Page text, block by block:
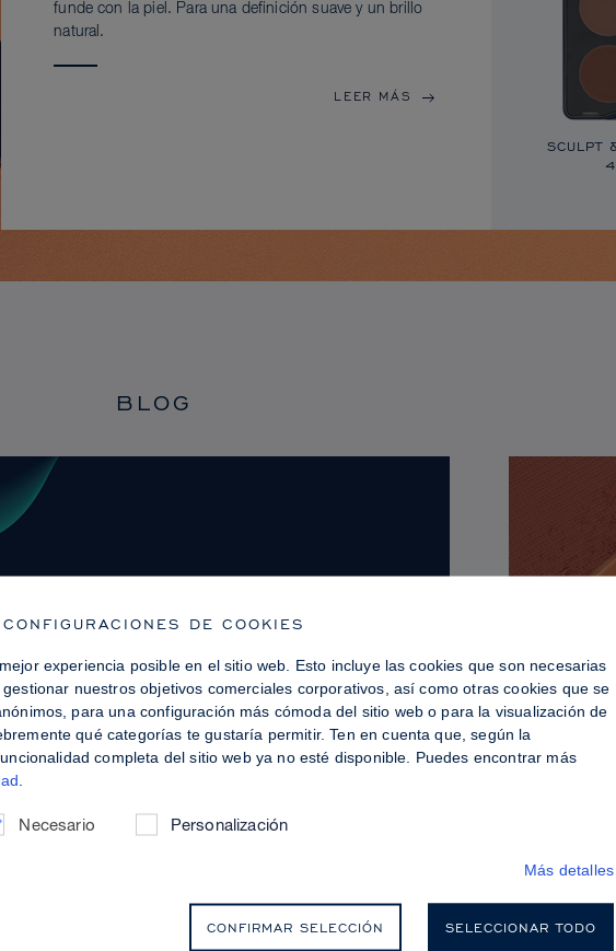
funde con la piel. Para una definición suave y un brillo
natural.
LEER MÁS
SCULPT
BLOG
CONFIGURACIONES DE COOKIES
experiencia posible en el sitio web. Esto incluye las cookies que son necesarias
nuestros objetivos comerciales corporativos, así como otras cookies que se
para una configuración más cómoda del sitio web o para la visualización de
qué categorías te gustaría permitir. Ten en cuenta que, según la
completa del sitio web ya no esté disponible. Puedes encontrar más
Necesario Personalización
Más detalles
CONFIRMAR SELECCIÓN SELECCIONAR TODO